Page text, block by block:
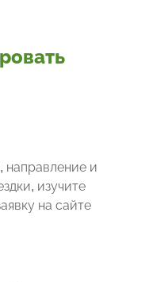
направление и
изучите
на сайте